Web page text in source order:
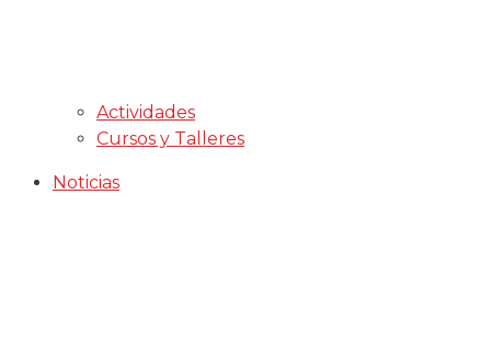
Actividades
Cursos y Talleres
Noticias